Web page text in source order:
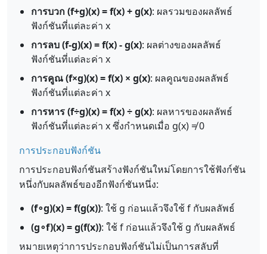
การบวก (f+g)(x) = f(x) + g(x): ผลรวมของผลลัพธ์
ฟังก์ชันที่แต่ละค่า x
การลบ (f-g)(x) = f(x) - g(x): ผลต่างของผลลัพธ์
ฟังก์ชันที่แต่ละค่า x
การคูณ (f×g)(x) = f(x) × g(x): ผลคูณของผลลัพธ์
ฟังก์ชันที่แต่ละค่า x
การหาร (f÷g)(x) = f(x) ÷ g(x): ผลหารของผลลัพธ์
ฟังก์ชันที่แต่ละค่า x ซึ่งกำหนดเมื่อ g(x) ≠ 0
การประกอบฟังก์ชัน
การประกอบฟังก์ชันสร้างฟังก์ชันใหม่โดยการใช้ฟังก์ชัน
หนึ่งกับผลลัพธ์ของอีกฟังก์ชันหนึ่ง:
(f∘g)(x) = f(g(x)): ใช้ g ก่อนแล้วจึงใช้ f กับผลลัพธ์
(g∘f)(x) = g(f(x)): ใช้ f ก่อนแล้วจึงใช้ g กับผลลัพธ์
หมายเหตุว่าการประกอบฟังก์ชันไม่เป็นการสลับที่